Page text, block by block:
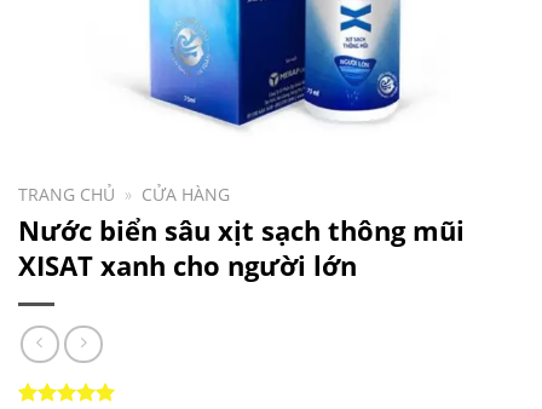
TRANG CHỦ » CỬA HÀNG
Nước biển sâu xịt sạch thông mũi
XISAT xanh cho người lớn